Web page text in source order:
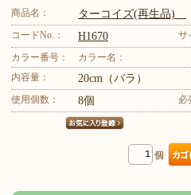
商品名： ターコイズ(再生品)
コードNo.： H1670 サ
カラー番号：
カラー名：
内容量：
20cm（バラ）
使用個数： 8個 必
個